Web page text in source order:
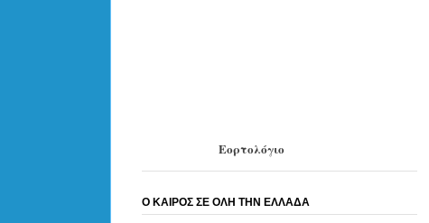
Εορτολόγιο
Ο ΚΑΙΡΟΣ ΣΕ ΟΛΗ ΤΗΝ ΕΛΛΑΔΑ